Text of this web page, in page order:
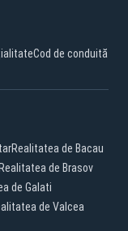
Cod de conduită
Realitatea de Bacau
Realitatea de Brasov
de Galati
de Valcea